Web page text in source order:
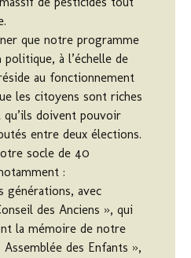
que notre programme
à l’échelle de
au fonctionnement
les citoyens sont riches
qu’ils doivent pouvoir
entre deux élections.
socle de 40
:
générations, avec
des Anciens », qui
la mémoire de notre
des Enfants »,